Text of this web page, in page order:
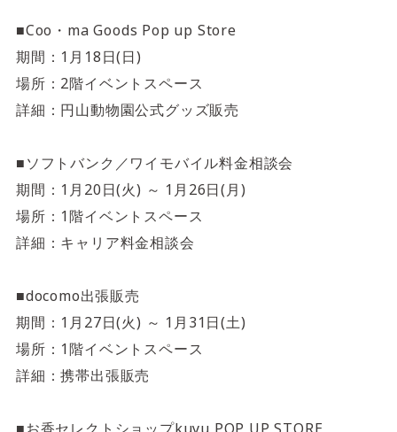
■Coo・ma Goods Pop up Store
期間：1月18日(日)
場所：2階イベントスペース
詳細：円山動物園公式グッズ販売
■ソフトバンク／ワイモバイル料金相談会
期間：1月20日(火) ～ 1月26日(月)
場所：1階イベントスペース
詳細：キャリア料金相談会
■docomo出張販売
期間：1月27日(火) ～ 1月31日(土)
場所：1階イベントスペース
詳細：携帯出張販売